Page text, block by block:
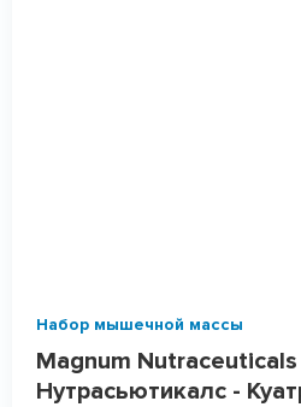
Набор мышечной массы
Magnum
Нутрасьютикалс -